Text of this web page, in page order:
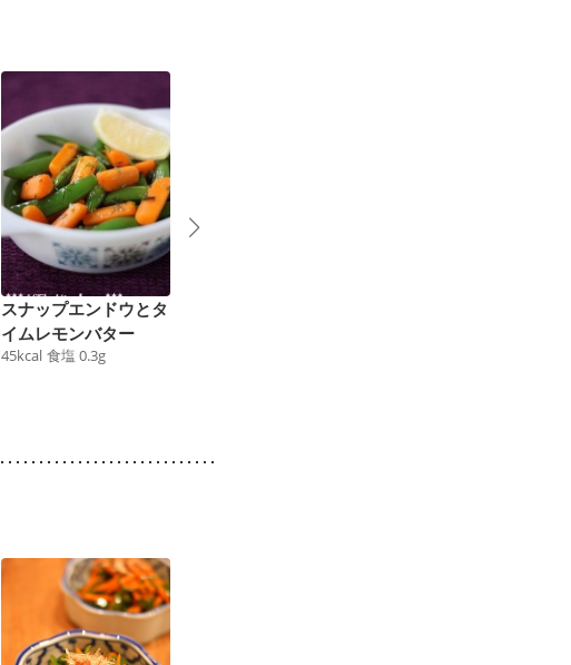
スナップエンドウとタ
イムレモンバター
45kcal 食塩 0.3g